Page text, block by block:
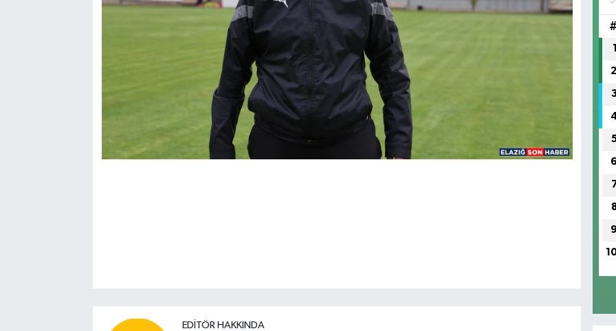
EDITÖR HAKKINDA
#
1
2
6
9